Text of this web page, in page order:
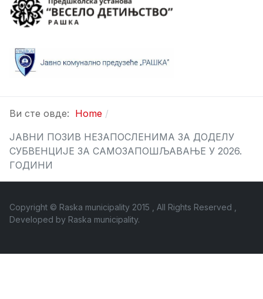
Ви сте овде: Home
ЈАВНИ ПОЗИВ НЕЗАПОСЛЕНИМА ЗА ДОДЕЛУ
СУБВЕНЦИЈЕ ЗА САМОЗАПОШЉАВАЊЕ У 2026.
ГОДИНИ
Copyright © Raska municipality 2015 , All Rights Reserved ,
Developed by Raska municipality.